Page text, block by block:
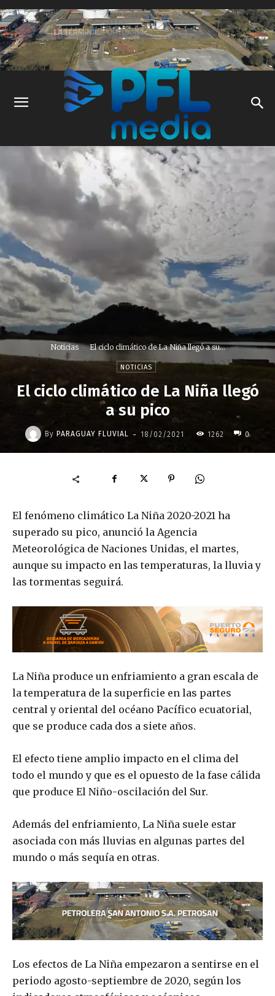
Noticias El ciclo climático de La Niña llegó a su...
NOTICIAS
El ciclo climático de La Niña llegó
a su pico
By PARAGUAY FLUVIAL - 18/02/2021 1262 0
El fenómeno climático La Niña 2020-2021 ha
superado su pico, anunció la Agencia
Meteorológica de Naciones Unidas, el martes,
aunque su impacto en las temperaturas, la lluvia y
las tormentas seguirá.
La Niña produce un enfriamiento a gran escala de
la temperatura de la superficie en las partes
central y oriental del océano Pacífico ecuatorial,
que se produce cada dos a siete años.
El efecto tiene amplio impacto en el clima del
todo el mundo y que es el opuesto de la fase cálida
que produce El Niño-oscilación del Sur.
Además del enfriamiento, La Niña suele estar
asociada con más lluvias en algunas partes del
mundo o más sequía en otras.
Los efectos de La Niña empezaron a sentirse en el
periodo agosto-septiembre de 2020, según los